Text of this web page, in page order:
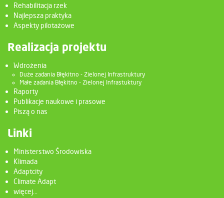
Rehabilitacja rzek
Najlepsza praktyka
Aspekty pilotażowe
Realizacja projektu
Wdrożenia
Duże zadania Błękitno - Zielonej Infrastruktury
Małe zadania Błękitno - Zielonej Infrastuktury
Raporty
Publikacje naukowe i prasowe
Piszą o nas
Linki
Ministerstwo Środowiska
Klimada
Adaptcity
Climate Adapt
więcej...